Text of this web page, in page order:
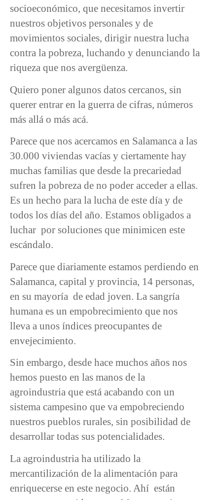
socioeconómico, que necesitamos invertir
nuestros objetivos personales y de
movimientos sociales, dirigir nuestra lucha
contra la pobreza, luchando y denunciando la
riqueza que nos avergüenza.
Quiero poner algunos datos cercanos, sin
querer entrar en la guerra de cifras, números
más allá o más acá.
Parece que nos acercamos en Salamanca a las
30.000 viviendas vacías y ciertamente hay
muchas familias que desde la precariedad
sufren la pobreza de no poder acceder a ellas.
Es un hecho para la lucha de este día y de
todos los días del año. Estamos obligados a
luchar por soluciones que minimicen este
escándalo.
Parece que diariamente estamos perdiendo en
Salamanca, capital y provincia, 14 personas,
en su mayoría de edad joven. La sangría
humana es un empobrecimiento que nos
lleva a unos índices preocupantes de
envejecimiento.
Sin embargo, desde hace muchos años nos
hemos puesto en las manos de la
agroindustria que está acabando con un
sistema campesino que va empobreciendo
nuestros pueblos rurales, sin posibilidad de
desarrollar todas sus potencialidades.
La agroindustria ha utilizado la
mercantilización de la alimentación para
enriquecerse en este negocio. Ahí están